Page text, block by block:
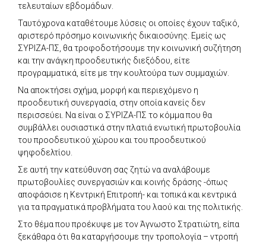
τελευταίων εβδομάδων.
Ταυτόχρονα καταθέτουμε λύσεις οι οποίες έχουν ταξικό,
αριστερό πρόσημο κοινωνικής δικαιοσύνης. Εμείς ως
ΣΥΡΙΖΑ-ΠΣ, θα τροφοδοτήσουμε την κοινωνική συζήτηση
και την ανάγκη προοδευτικής διεξόδου, είτε
προγραμματικά, είτε με την κουλτούρα των συμμαχιών.
Να αποκτήσει σχήμα, μορφή και περιεχόμενο η
προοδευτική συνεργασία, στην οποία κανείς δεν
περισσεύει. Να είναι ο ΣΥΡΙΖΑ-ΠΣ το κόμμα που θα
συμβάλλει ουσιαστικά στην πλατιά ενωτική πρωτοβουλία
του προοδευτικού χώρου και του προοδευτικού
ψηφοδελτίου.
Σε αυτή την κατεύθυνση σας ζητώ να αναλάβουμε
πρωτοβουλίες συνεργασιών και κοινής δράσης -όπως
αποφάσισε η Κεντρική Επιτροπή- και τοπικά και κεντρικά
για τα πραγματικά προβλήματα του λαού και της πολιτικής.
Στο θέμα που προέκυψε με τον Άγνωστο Στρατιώτη, είπα
ξεκάθαρα ότι θα καταργήσουμε την τροπολογία – ντροπή